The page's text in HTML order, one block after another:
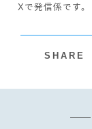
Xで発信係です。
SHARE